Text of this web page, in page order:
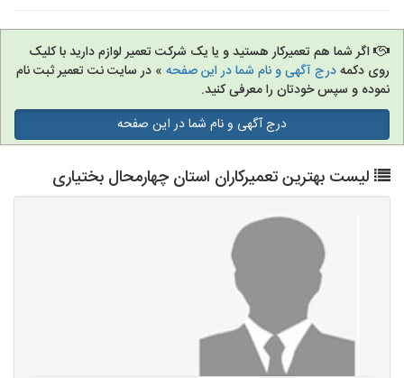
اگر شما هم تعمیرکار هستید و یا یک شرکت تعمیر لوازم دارید با کلیک
روی دکمهدرج آگهی و نام شما در این صفحه » در سایت نت تعمیر ثبت نام
نموده و سپس خودتان را معرفی کنید.
درج آگهی و نام شما در این صفحه
لیست بهترین تعمیرکاران استان چهارمحال بختیاری